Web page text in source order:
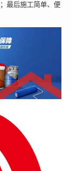
最后施工简单、便